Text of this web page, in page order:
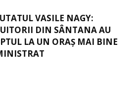
VASILE NAGY:
DIN SÂNTANA AU
LA UN ORAȘ MAI BINE